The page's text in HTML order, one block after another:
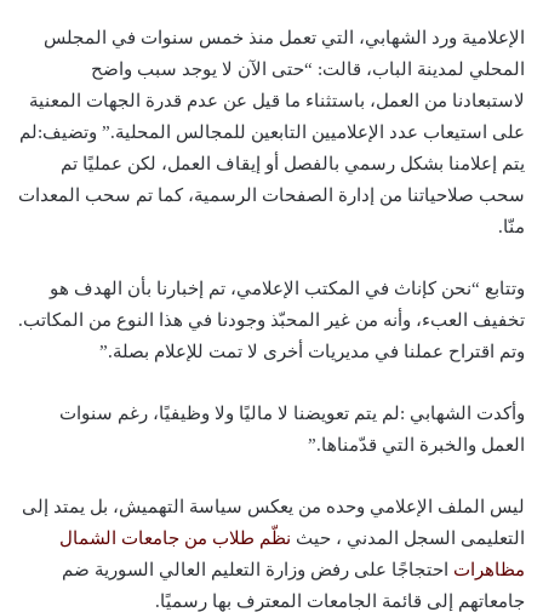
الإعلامية ورد الشهابي، التي تعمل منذ خمس سنوات في المجلس
المحلي لمدينة الباب، قالت: “حتى الآن لا يوجد سبب واضح
لاستبعادنا من العمل، باستثناء ما قيل عن عدم قدرة الجهات المعنية
على استيعاب عدد الإعلاميين التابعين للمجالس المحلية.” وتضيف:لم
يتم إعلامنا بشكل رسمي بالفصل أو إيقاف العمل، لكن عمليًا تم
سحب صلاحياتنا من إدارة الصفحات الرسمية، كما تم سحب المعدات
منّا.
وتتابع “نحن كإناث في المكتب الإعلامي، تم إخبارنا بأن الهدف هو
تخفيف العبء، وأنه من غير المحبّذ وجودنا في هذا النوع من المكاتب.
وتم اقتراح عملنا في مديريات أخرى لا تمت للإعلام بصلة.”
وأكدت الشهابي :لم يتم تعويضنا لا ماليًا ولا وظيفيًا، رغم سنوات
العمل والخبرة التي قدّمناها.”
ليس الملف الإعلامي وحده من يعكس سياسة التهميش، بل يمتد إلى
التعليمى السجل المدني ، حيث نظّم طلاب من جامعات الشمال
مظاهرات احتجاجًا على رفض وزارة التعليم العالي السورية ضم
جامعاتهم إلى قائمة الجامعات المعترف بها رسميًا.